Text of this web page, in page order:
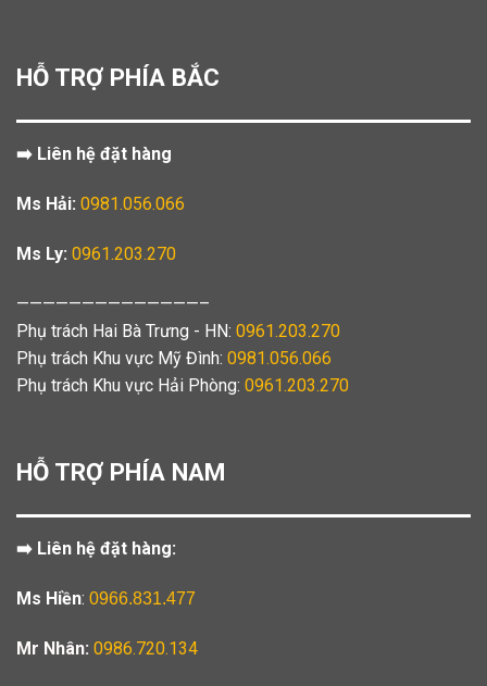
HỖ TRỢ PHÍA BẮC
➡️ Liên hệ đặt hàng
Ms Hải: 0981.056.066
Ms Ly: 0961.203.270
——————————————–
Phụ trách Hai Bà Trưng - HN: 0961.203.270
Phụ trách Khu vực Mỹ Đình: 0981.056.066
Phụ trách Khu vực Hải Phòng: 0961.203.270
HỖ TRỢ PHÍA NAM
➡️ Liên hệ đặt hàng:
Ms Hiền: 0966.831.477
Mr Nhân: 0986.720.134